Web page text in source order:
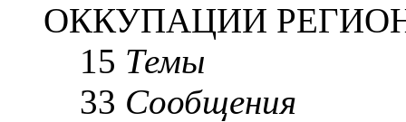
ОККУПАЦИИ
15 Темы
33 Сообщения